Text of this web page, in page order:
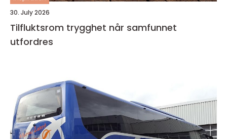
30. July 2026
Tilfluktsrom trygghet når samfunnet
utfordres